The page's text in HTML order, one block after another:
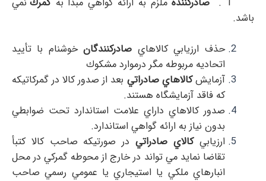
باشد.
حذف ارزيابي كالاهاي صادركنندگانخوشنام با تأييد
اتحاديه مربوطه مگر درموارد مشكوك
آزمايشكالاهاي صادراتي بعد از صدور كالا در گمركاتيكه
كه فاقد آزمايشگاه هستند.
صدور كالاهاي داراي علامت استاندارد تحت ضوابطي
بدون نياز به ارائه گواهي استاندارد.
ارزيابيكالاي صادراتيدر صورتيكه صاحب كالا كتبأ
تقاضا نمايد مي تواند در خارج از محوطه گمركي در محل
انبارهاي ملكي يا استيجاري يا عمومي رسمي صاحب